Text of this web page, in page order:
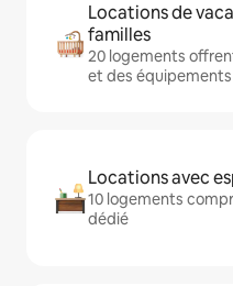
Locations de
familles
20 logements
et des
Locations avec
10 logements
dédié